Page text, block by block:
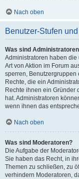
Nach oben
Benutzer-Stufen
Was sind
Administratoren haben die
Art von Aktion im Forum
sperren, Benutzergruppen
Rechte, die ein
Rechte ihnen ein Gründer
hat. Administratoren
wenn ihnen das
Nach oben
Was sind Moderatoren?
Die Aufgabe der
Sie haben das Recht, in
Themen zu schließen, zu
verhindern Moderatoren,